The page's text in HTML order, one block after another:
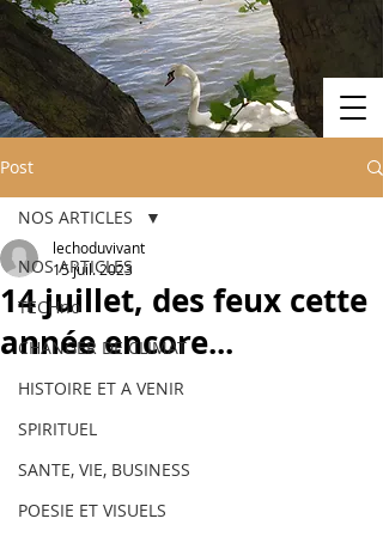
Post
NOS ARTICLES
TECHno
CHANGER DE CLIMAT
HISTOIRE ET A VENIR
SPIRITUEL
SANTE, VIE, BUSINESS
POESIE ET VISUELS
NOS ARTICLES
14 juillet, des feux cette
année encore...
lechoduvivant
15 juil. 2023